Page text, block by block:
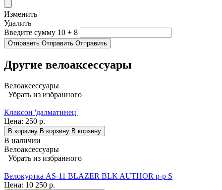
Изменить
Удалить
Введите сумму 10 + 8
Отправить Отправить Отправить
Другие велоаксессуары
Велоаксессуары
Убрать из избранного
Клаксон 'далматинец'
Цена: 250 р.
В корзину В корзину В корзину
В наличии
Велоаксессуары
Убрать из избранного
Велокуртка AS-11 BLAZER BLK AUTHOR р-р S
Цена: 10 250 р.